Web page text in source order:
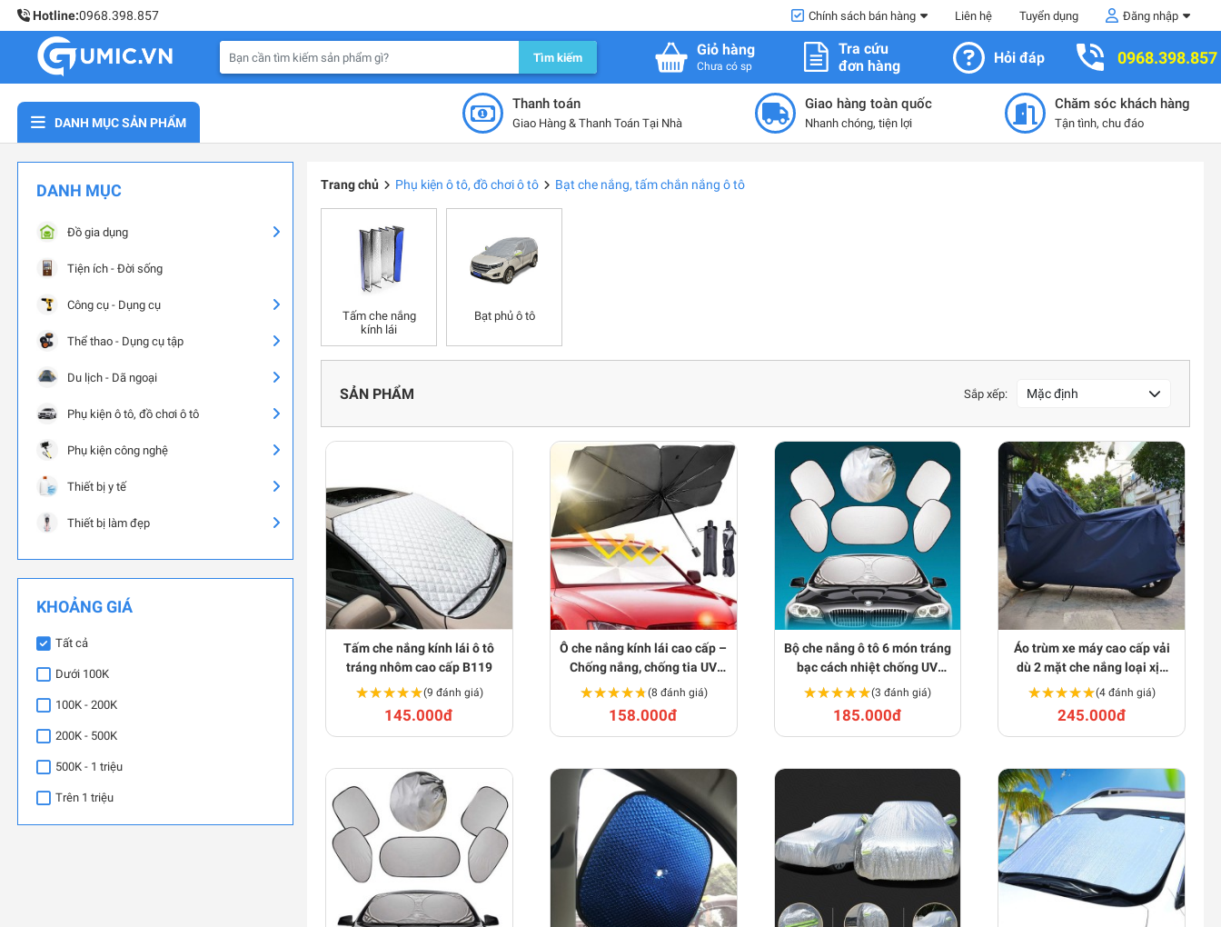
Hotline:0968.398.857 Chính sách bán hàng Liên hệ Tuyển dụng Đăng nhập
Tìm kiếm Giỏ hàng
Chưa có sp
Tra cứu
đơn hàng
Hỏi đáp 0968.398.857
DANH MỤC SẢN PHẨM
Thanh toán
Giao Hàng & Thanh Toán Tại Nhà
Giao hàng toàn quốc
Nhanh chóng, tiện lợi
Chăm sóc khách hàng
Tận tình, chu đáo
DANH MỤC
Đồ gia dụng
Tiện ích - Đời sống
Công cụ - Dụng cụ
Thể thao - Dụng cụ tập
Du lịch - Dã ngoại
Phụ kiện ô tô, đồ chơi ô tô
Phụ kiện công nghệ
Thiết bị y tế
Thiết bị làm đẹp
KHOẢNG GIÁ
Tất cả
Dưới 100K
100K - 200K
200K - 500K
500K - 1 triệu
Trên 1 triệu
Trang chủ Phụ kiện ô tô, đồ chơi ô tô Bạt che nắng, tấm chắn nắng ô tô
Tấm che nắng
kính lái
Bạt phủ ô tô
SẢN PHẨM Sắp xếp: Mặc định
Tấm che nắng kính lái ô tô
tráng nhôm cao cấp B119
★★★★★
★★★★★(9 đánh giá)
145.000đ
Ô che nắng kính lái cao cấp –
Chống nắng, chống tia UV
cho xe ô tô B117
★★★★★
★★★★★(8 đánh giá)
158.000đ
Bộ che nắng ô tô 6 món tráng
bạc cách nhiệt chống UV
BA1925
★★★★★
★★★★★(3 đánh giá)
185.000đ
Áo trùm xe máy cao cấp vải
dù 2 mặt che nắng loại xịn
siêu bền BA909
★★★★★
★★★★★(4 đánh giá)
245.000đ